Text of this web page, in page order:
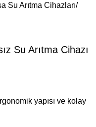
Su Arıtma Cihazları
Su Arıtma Cihazı
yapısı ve kolay